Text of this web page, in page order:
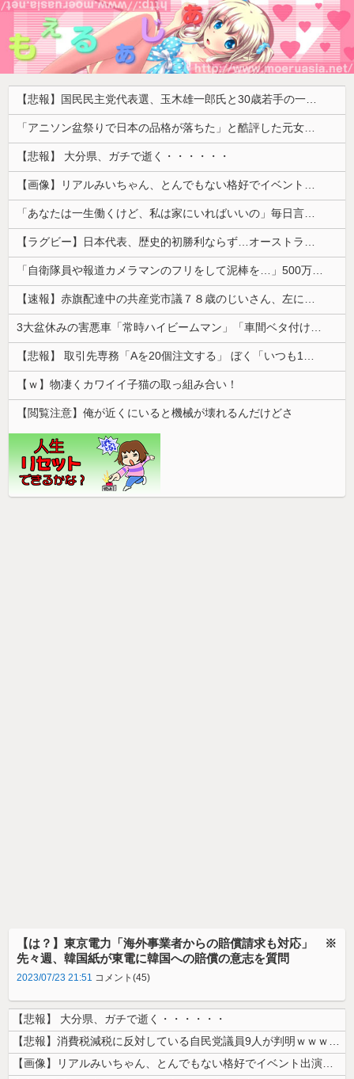
【悲報】国民民主党代表選、玉木雄一郎氏と30歳若手の一騎打ちへ → 榛葉幹事長の不出馬にネットで疑問噴出 ｗｗｗｗｗｗｗｗｗｗｗｗｗｗｗ
「アニソン盆祭りで日本の品格が落ちた」と酷評した元女優、「あんたが品格を語るのかよ！」と総ツッコミを食らってしまい……
【悲報】 大分県、ガチで逝く・・・・・・
【画像】リアルみいちゃん、とんでもない格好でイベント出演するwwwwwwwwww
「あなたは一生働くけど、私は家にいればいいの」毎日言われた20歳がついに返した一言…
【ラグビー】日本代表、歴史的初勝利ならず…オーストラリアに逆転負け ８戦全敗
「自衛隊員や報道カメラマンのフリをして泥棒を…」500万円分の預金通帳を盗まれた高齢女性が明かす被害！
【速報】赤旗配達中の共産党市議７８歳のじいさん、左に寄りすぎたか車で民家当て逃げ
3大盆休みの害悪車「常時ハイビームマン」「車間ベタ付けマン」「法定速度絶対遵守マン」
【悲報】 取引先専務「Aを20個注文する」 ぼく「いつも1～2個しか使わないけど本当に20であってる？」 取専「あってる」→結果『こう』なったんだが...
【ｗ】物凄くカワイイ子猫の取っ組み合い！
【閲覧注意】俺が近くにいると機械が壊れるんだけどさ
【は？】東京電力「海外事業者からの賠償請求も対応」 ※
先々週、韓国紙が東電に韓国への賠償の意志を質問
2023/07/23 21:51 コメント(45)
【悲報】 大分県、ガチで逝く・・・・・・
【悲報】消費税減税に反対している自民党議員9人が判明ｗｗｗｗｗｗ
【画像】リアルみいちゃん、とんでもない格好でイベント出演するwwwww...